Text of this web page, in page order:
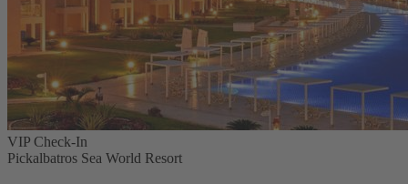
VIP Check-In
Pickalbatros Sea World Resort